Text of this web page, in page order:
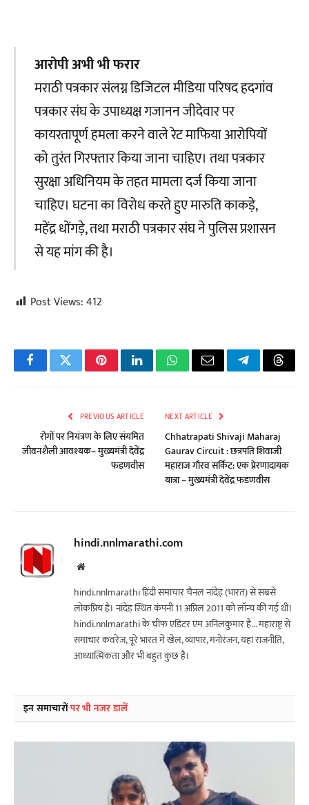
आरोपी अभी भी फरार
मराठी पत्रकार संलग्न डिजिटल मीडिया परिषद हदगांव
पत्रकार संघ के उपाध्यक्ष गजानन जीदेवार पर
कायरतापूर्ण हमला करने वाले रेट माफिया आरोपियों
को तुरंत गिरफ्तार किया जाना चाहिए। तथा पत्रकार
सुरक्षा अधिनियम के तहत मामला दर्ज किया जाना
चाहिए। घटना का विरोध करते हुए मारुति काकड़े,
महेंद्र धोंगड़े, तथा मराठी पत्रकार संघ ने पुलिस प्रशासन
से यह मांग की है।
Post Views:412
FacebookTwitterPinterestLinkedInWhatsApp
Email Telegram
PREVIOUS ARTICLE
रोगों पर नियंत्रण के लिए संयमित
जीवनशैली आवश्यक– मुख्यमंत्री देवेंद्र
फडणवीस
NEXT ARTICLE
Chhatrapati Shivaji Maharaj
Gaurav Circuit : छत्रपति शिवाजी
महाराज गौरव सर्किट: एक प्रेरणादायक
यात्रा – मुख्यमंत्री देवेंद्र फडणवीस
hindi.nnlmarathi.com
Website
hindi.nnlmarathi हिंदी समाचार चैनल नांदेड़ (भारत) से सबसे
लोकप्रिय है। नांदेड़ स्थित कंपनी 11 अप्रिल 2011 को लॉन्च की गई थी।
hindi.nnlmarathi के चीफ एडिटर एम अनिलकुमार है... महाराष्ट्र से
समाचार कवरेज, पूरे भारत में खेल, व्यापार, मनोरंजन, यहां राजनीति,
आध्यात्मिकता और भी बहुत कुछ है।
इन समाचारोंपर भी नजर डालें